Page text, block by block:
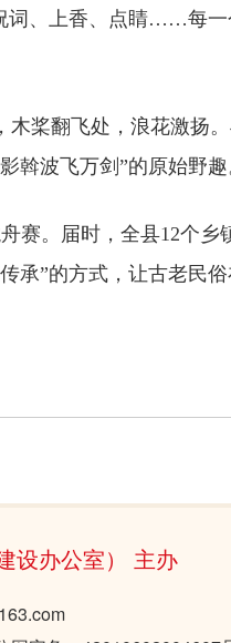
词、上香、点睛……每
桨翻飞处，浪花激扬
斡波飞万剑”的原始野趣
赛。届时，全县12个
”的方式，让古老民俗
设办公室） 主办